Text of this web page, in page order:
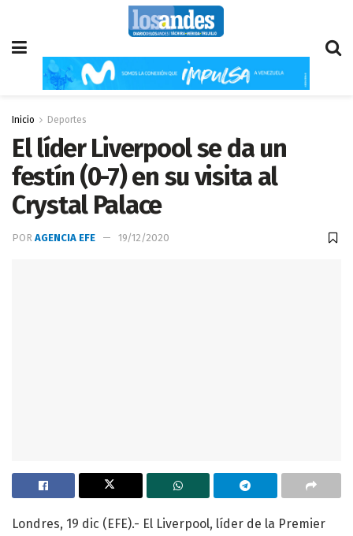
Inicio Deportes
El líder Liverpool se da un
festín (0-7) en su visita al
Crystal Palace
POR AGENCIA EFE 19/12/2020
Londres, 19 dic (EFE).- El Liverpool, líder de la Premier